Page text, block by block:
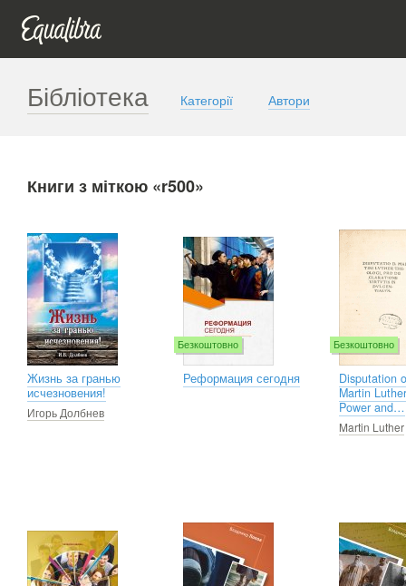
Бібліотека Категорії Автори
Книги з міткою «r500»
Жизнь за гранью
исчезновения!
Игорь Долбнев
Безкоштовно
Реформация сегодня
Безкоштовно
Disputation
Martin
Power and…
Martin Luther